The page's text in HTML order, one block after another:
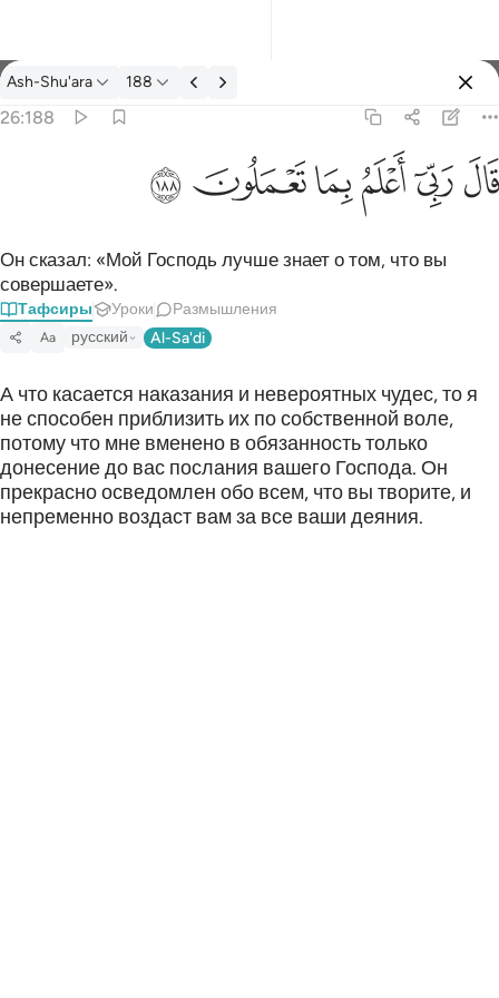
Тафсир: Ash-Shu'ara 26:188
Ash-Shu'ara 188
26:188
قَالَ رَبِّىٓ أَعْلَمُ بِمَا تَعْمَلُونَ ١٨٨
ﱡﱢﱣﱤﱥﱦ
Он сказал: «Мой Господь лучше знает о том, что вы
совершаете».
Тафсиры Уроки Размышления
Aa русский Al-Sa'di
А что касается наказания и невероятных чудес, то я
не способен приблизить их по собственной воле,
потому что мне вменено в обязанность только
донесение до вас послания вашего Господа. Он
прекрасно осведомлен обо всем, что вы творите, и
непременно воздаст вам за все ваши деяния.